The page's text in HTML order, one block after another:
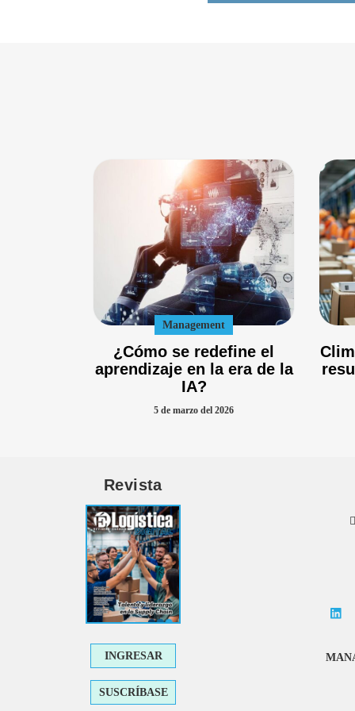
Management
¿Cómo se redefine el
aprendizaje en la era de la
IA?
5 de marzo del 2026
Revista
INGRESAR
SUSCRÍBASE